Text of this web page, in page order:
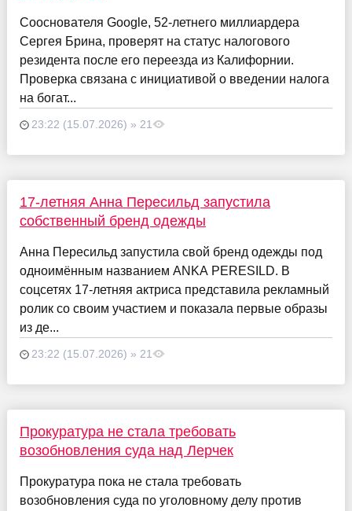
Сооснователя Google, 52-летнего миллиардера
Сергея Брина, проверят на статус налогового
резидента после его переезда из Калифорнии.
Проверка связана с инициативой о введении налога
на богат...
23:22 (15.07.2026) » 21
17-летняя Анна Пересильд запустила
собственный бренд одежды
Анна Пересильд запустила свой бренд одежды под
одноимённым названием ANKA PERESILD. В
соцсетях 17-летняя актриса представила рекламный
ролик со своим участием и показала первые образы
из де...
23:22 (15.07.2026) » 21
Прокуратура не стала требовать
возобновления суда над Лерчек
Прокуратура пока не стала требовать
возобновления суда по уголовному делу против